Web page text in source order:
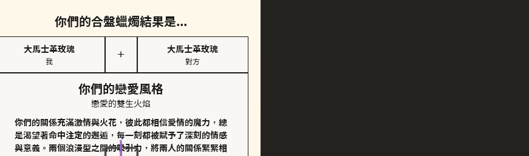
你們的合盤蠟燭結果是...
大馬士革玫瑰
我
＋
大馬士革玫瑰
對方
你們的戀愛風格
戀愛的雙生火焰
你們的關係充滿激情與火花，彼此都相信愛情的魔力，總
是渴望著命中注定的邂逅，每一刻都被賦予了深刻的情感
與意義。兩個浪漫型之間的吸引力，將兩人的關係緊緊相